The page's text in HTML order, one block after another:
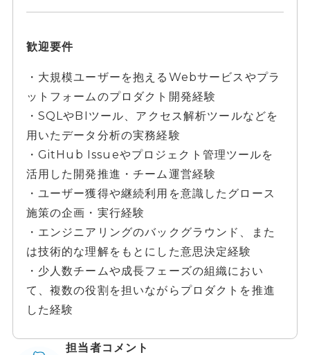
歓迎要件
・大規模ユーザーを抱えるWebサービスやプラ
ットフォームのプロダクト開発経験
・SQLやBIツール、アクセス解析ツールなどを
用いたデータ分析の実務経験
・GitHub Issueやプロジェクト管理ツールを
活用した開発推進・チーム運営経験
・ユーザー獲得や継続利用を意識したグロース
施策の企画・実行経験
・エンジニアリングのバックグラウンド、また
は技術的な理解をもとにした意思決定経験
・少人数チームや成長フェーズの組織におい
て、複数の役割を担いながらプロダクトを推進
した経験
担当者コメント